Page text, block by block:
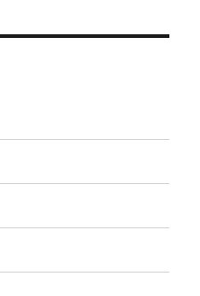
hrs
Radio